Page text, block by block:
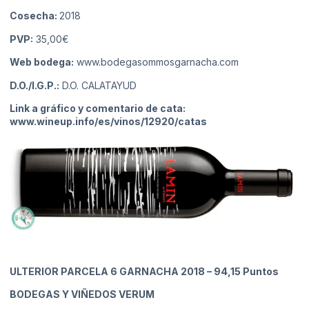
Cosecha: 2018
PVP: 35,00€
Web bodega: www.bodegasommosgarnacha.com
D.O./I.G.P.: D.O. CALATAYUD
Link a gráfico y comentario de cata:
www.wineup.info/es/vinos/12920/catas
ULTERIOR PARCELA 6 GARNACHA 2018 – 94,15 Puntos
BODEGAS Y VIÑEDOS VERUM